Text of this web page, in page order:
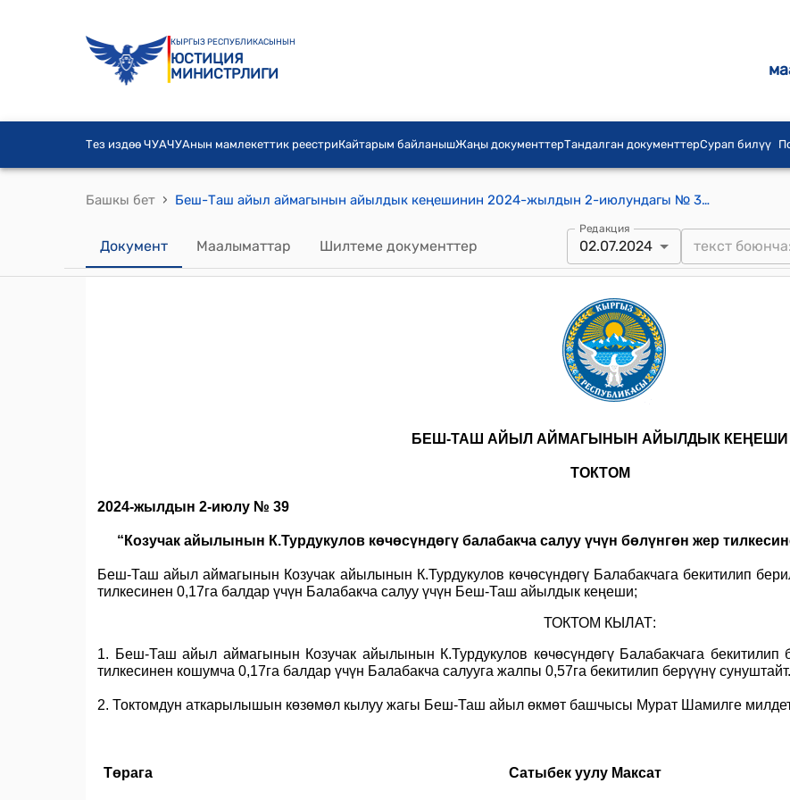
КЫРГЫЗ РЕСПУБЛИКАСЫНЫН
ЮСТИЦИЯ
МИНИСТРЛИГИ
Тез издөө ЧУАЧУАнын мамлекеттик реестриКайтарым байланышЖаңы документтерТандалган документтерСурап билүү
Башкы бет › Беш-Таш айыл аймагынын айылдык кеңешинин 2024-жылдын 2-июлундагы № 39 “Козучак айылынын К.Турдукулов көчөсүндөгү балабакча салуу үчүн бөлүнгөн жер тилкесине кошумча жер тилкесин кошуу жөнүндө” токтому
Документ Маалыматтар Шилтеме документтер
Редакция
02.07.2024